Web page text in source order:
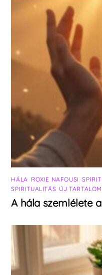
HÁLA ROXIE NAFOUSI
SPIRITUALITÁS ÚJ
A hála szemlélete